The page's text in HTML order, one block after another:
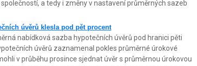
a tedy i změny v nastavení průměrných sazeb
úvěrů klesla pod pět procent
nabídková sazba hypotečních úvěrů pod hranici pěti
úvěrů zaznamenal pokles průměrné úrokové
v průběhu prosince sjednat úvěr s průměrnou úrokovou